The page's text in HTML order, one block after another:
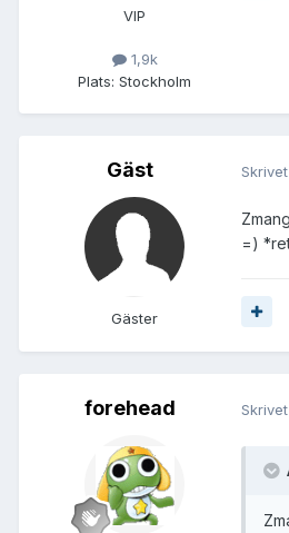
VIP
1,9k
Plats: Stockholm
Gäst
Gäster
Skrivet
=)
forehead Skrivet